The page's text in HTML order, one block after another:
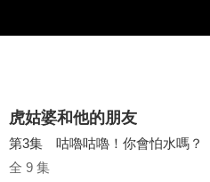
虎姑婆和他的朋友
第3集 咕嚕咕嚕！你會怕水嗎？
全 9 集